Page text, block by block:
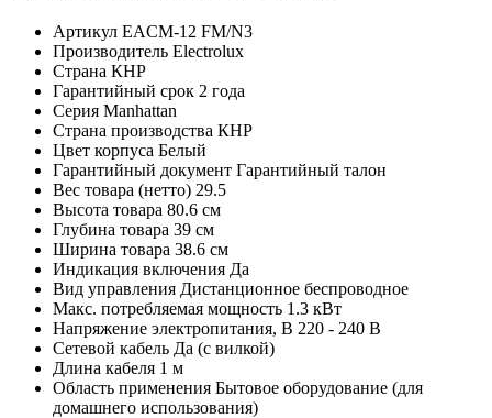
Артикул EACM-12 FM/N3
Производитель Electrolux
Страна КНР
Гарантийный срок 2 года
Серия Manhattan
Страна производства КНР
Цвет корпуса Белый
Гарантийный документ Гарантийный талон
Вес товара (нетто) 29.5
Высота товара 80.6 см
Глубина товара 39 см
Ширина товара 38.6 см
Индикация включения Да
Вид управления Дистанционное беспроводное
Макс. потребляемая мощность 1.3 кВт
Напряжение электропитания, В 220 - 240 В
Сетевой кабель Да (с вилкой)
Длина кабеля 1 м
Область применения Бытовое оборудование (для
домашнего использования)